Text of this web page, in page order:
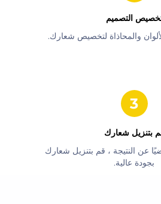
لتخصيص شعارك.‬
شعارك‬
، قم بتنزيل شعارك